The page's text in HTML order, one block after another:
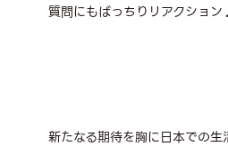
質問にもばっちりリアクショ
新たなる期待を胸に日本での生